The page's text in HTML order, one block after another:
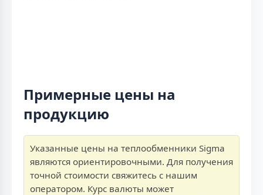
Примерные цены на
продукцию
Указанные цены на теплообменники Sigma
являются ориентировочными. Для получения
точной стоимости свяжитесь с нашим
оператором. Курс валюты может